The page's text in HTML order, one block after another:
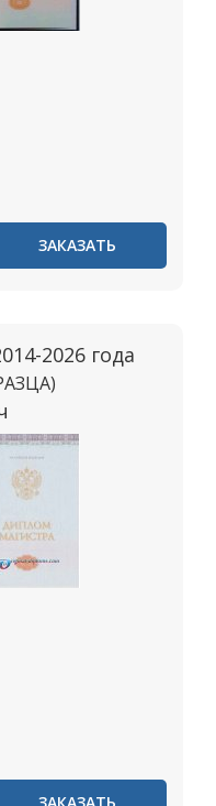
ЗАКАЗАТЬ
2026 года